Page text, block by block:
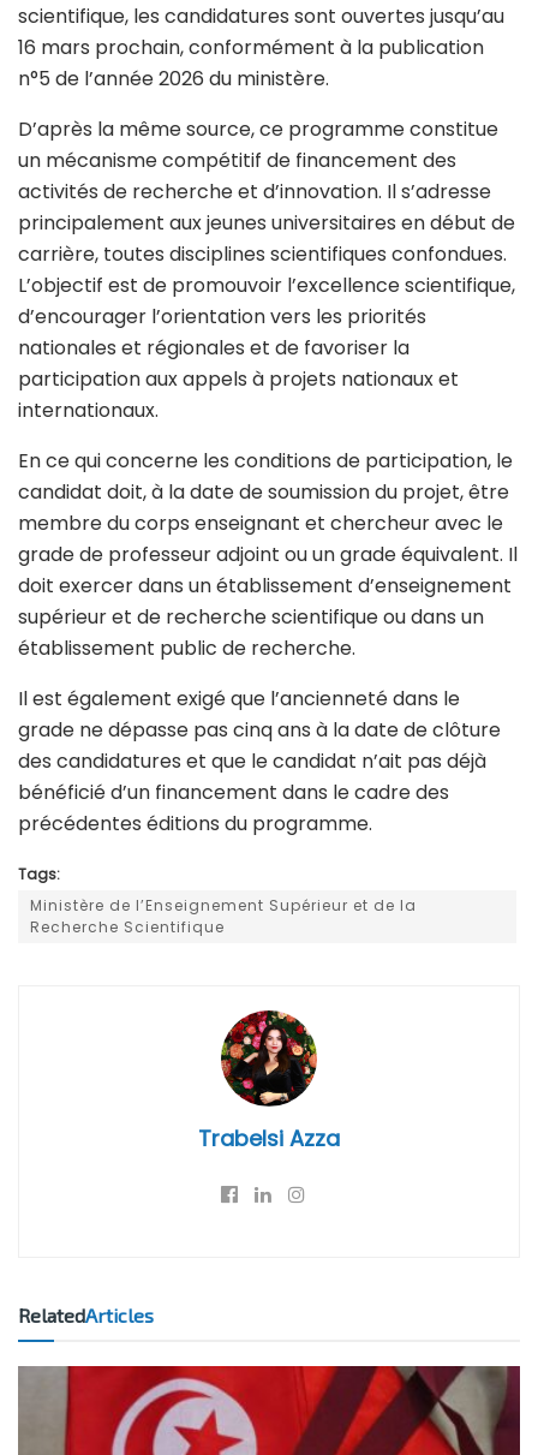
scientifique, les candidatures sont ouvertes jusqu’au
16 mars prochain, conformément à la publication
n°5 de l’année 2026 du ministère.
D’après la même source, ce programme constitue
un mécanisme compétitif de financement des
activités de recherche et d’innovation. Il s’adresse
principalement aux jeunes universitaires en début de
carrière, toutes disciplines scientifiques confondues.
L’objectif est de promouvoir l’excellence scientifique,
d’encourager l’orientation vers les priorités
nationales et régionales et de favoriser la
participation aux appels à projets nationaux et
internationaux.
En ce qui concerne les conditions de participation, le
candidat doit, à la date de soumission du projet, être
membre du corps enseignant et chercheur avec le
grade de professeur adjoint ou un grade équivalent. Il
doit exercer dans un établissement d’enseignement
supérieur et de recherche scientifique ou dans un
établissement public de recherche.
Il est également exigé que l’ancienneté dans le
grade ne dépasse pas cinq ans à la date de clôture
des candidatures et que le candidat n’ait pas déjà
bénéficié d’un financement dans le cadre des
précédentes éditions du programme.
Tags:
Ministère de l’Enseignement Supérieur et de la
Recherche Scientifique
Trabelsi Azza
RelatedArticles